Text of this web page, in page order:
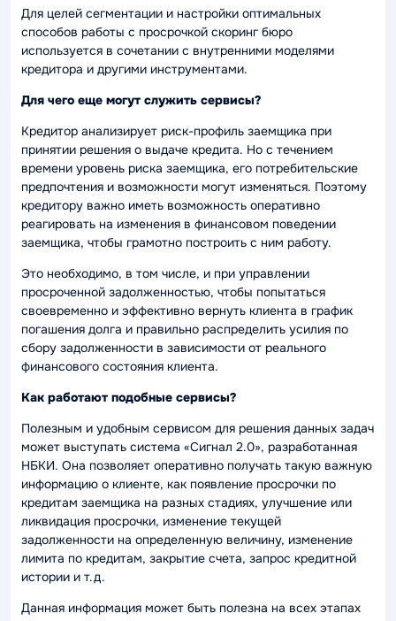
Для целей сегментации и настройки оптимальных
способов работы с просрочкой скоринг бюро
используется в сочетании с внутренними моделями
кредитора и другими инструментами.
Для чего еще могут служить сервисы?
Кредитор анализирует риск-профиль заемщика при
принятии решения о выдаче кредита. Но с течением
времени уровень риска заемщика, его потребительские
предпочтения и возможности могут изменяться. Поэтому
кредитору важно иметь возможность оперативно
реагировать на изменения в финансовом поведении
заемщика, чтобы грамотно построить с ним работу.
Это необходимо, в том числе, и при управлении
просроченной задолженностью, чтобы попытаться
своевременно и эффективно вернуть клиента в график
погашения долга и правильно распределить усилия по
сбору задолженности в зависимости от реального
финансового состояния клиента.
Как работают подобные сервисы?
Полезным и удобным сервисом для решения данных задач
может выступать система «Сигнал 2.0», разработанная
НБКИ. Она позволяет оперативно получать такую важную
информацию о клиенте, как появление просрочки по
кредитам заемщика на разных стадиях, улучшение или
ликвидация просрочки, изменение текущей
задолженности на определенную величину, изменение
лимита по кредитам, закрытие счета, запрос кредитной
истории и т.д.
Данная информация может быть полезна на всех этапах